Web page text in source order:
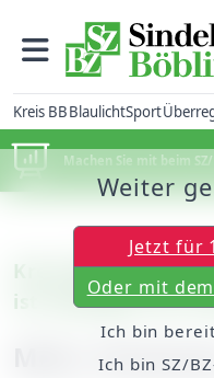
Kreis BBBlaulichtSport
Machen Sie mit beim
Kreis Böblingen:
ist niedriger als
Mehr
Weiter
Jetzt für
Oder mit
Ich bin
Ich bin SZ/